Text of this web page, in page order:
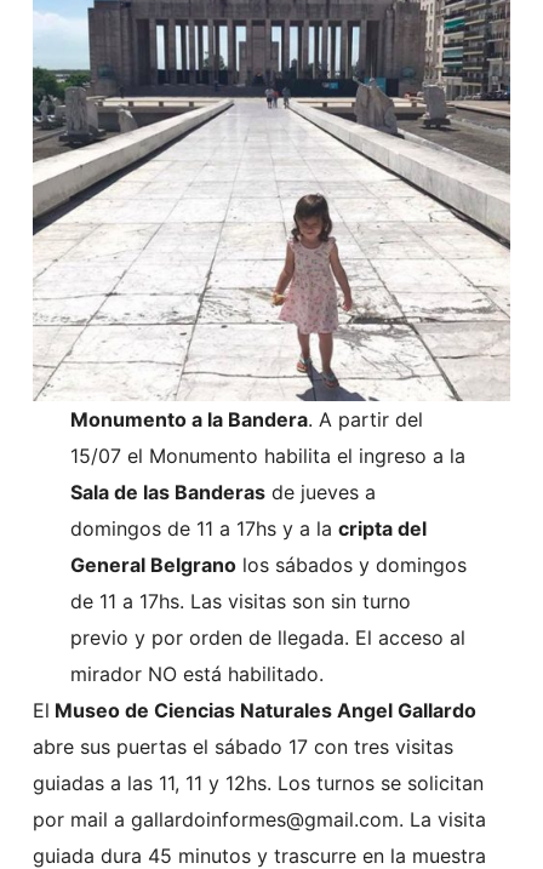
Monumento a la Bandera. A partir del
15/07 el Monumento habilita el ingreso a la
Sala de las Banderas de jueves a
domingos de 11 a 17hs y a lacripta del
General Belgrano los sábados y domingos
de 11 a 17hs. Las visitas son sin turno
previo y por orden de llegada. El acceso al
mirador NO está habilitado.
El Museo de Ciencias Naturales Angel Gallardo
abre sus puertas el sábado 17 con tres visitas
guiadas a las 11, 11 y 12hs. Los turnos se solicitan
por mail a gallardoinformes@gmail.com. La visita
guiada dura 45 minutos y trascurre en la muestra